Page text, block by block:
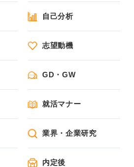
自己分析
志望動機
GD・GW
就活マナー
業界・企業研究
内定後